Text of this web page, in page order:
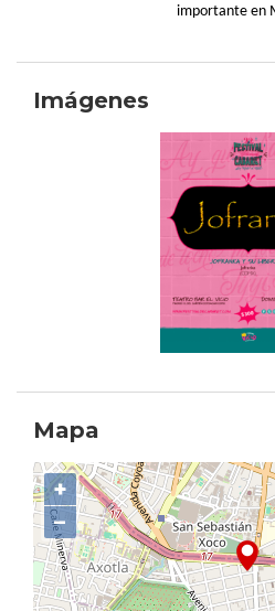
importante en
Imágenes
Mapa
+
−